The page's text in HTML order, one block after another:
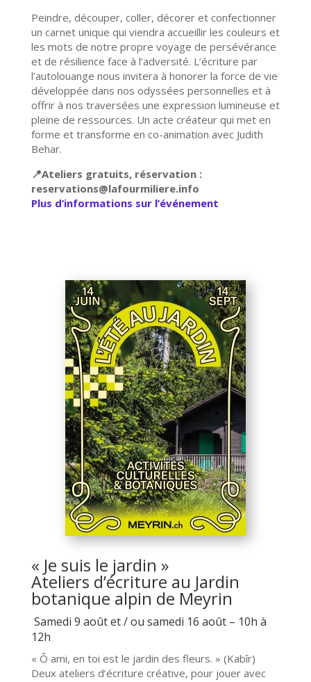
Peindre, découper, coller, décorer et confectionner
un carnet unique qui viendra accueillir les couleurs et
les mots de notre propre voyage de persévérance
et de résilience face à l’adversité. L’écriture par
l’autolouange nous invitera à honorer la force de vie
développée dans nos odyssées personnelles et à
offrir à nos traversées une expression lumineuse et
pleine de ressources. Un acte créateur qui met en
forme et transforme en co-animation avec Judith
Behar.
📍Ateliers gratuits, réservation :
reservations@lafourmiliere.info
Plus d’informations sur l’événement
« Je suis le jardin »
Ateliers d’écriture au Jardin
botanique alpin de Meyrin
Samedi 9 août et / ou samedi 16 août – 10h à
12h
« Ô ami, en toi est le jardin des fleurs. » (Kabîr)
Deux ateliers d’écriture créative, pour jouer avec